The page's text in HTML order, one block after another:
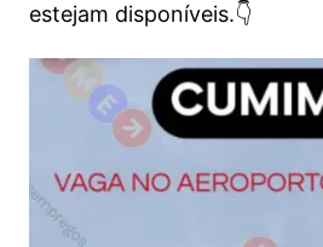
estejam disponíveis.👇